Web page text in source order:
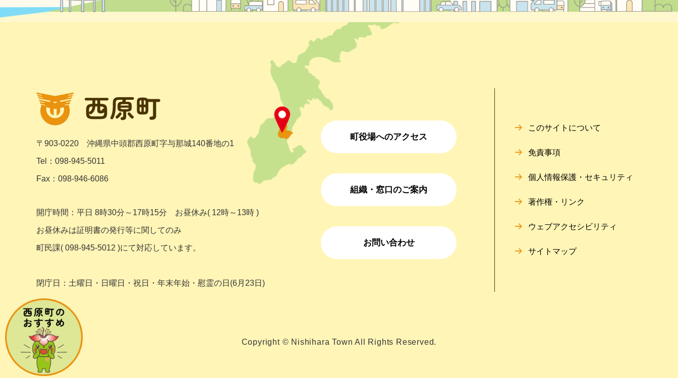
〒903-0220 沖縄県中頭郡西原町字与那城140番地の1
Tel：098-945-5011
Fax：098-946-6086
開庁時間：平日 8時30分～17時15分 お昼休み( 12時～13時 )
お昼休みは証明書の発行等に関してのみ
町民課( 098-945-5012 )にて対応しています。
閉庁日：土曜日・日曜日・祝日・年末年始・ 慰霊の日(6月23日)
町役場へのアクセス
組織・窓口のご案内
お問い合わせ
このサイトについて
免責事項
個人情報保護・セキュリティ
著作権・リンク
ウェブアクセシビリティ
サイトマップ
Copyright © Nishihara Town All Rights Reserved.